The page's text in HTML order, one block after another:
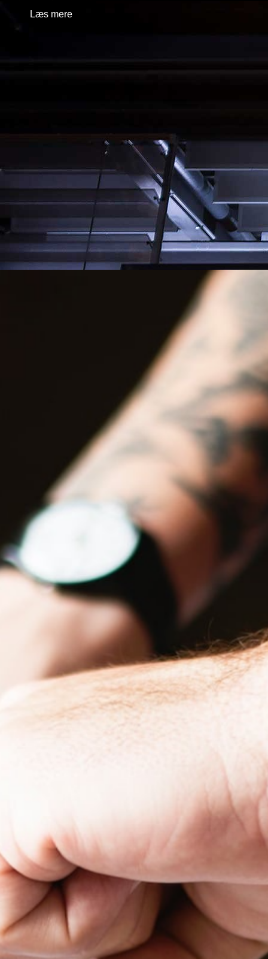
Gode it-strategiske beslutninger
kræver indsigt i it-
systemporteføljen
Læs mere
Læs mere